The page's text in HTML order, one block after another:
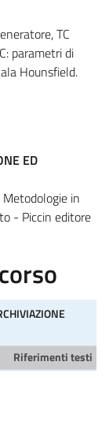
TC
parametri di
Hounsfield.
ED
Metodologie in
- Piccin editore
Riferimenti testi